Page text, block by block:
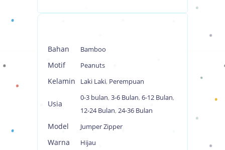
Bahan Bamboo
Motif Peanuts
Kelamin Laki Laki, Perempuan
Usia
0-3 bulan, 3-6 Bulan, 6-12 Bulan,
12-24 Bulan, 24-36 Bulan
Model Jumper Zipper
Warna Hijau